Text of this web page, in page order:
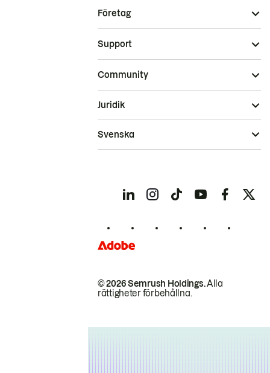
Företag
Support
Community
© 2026 Semrush Holdings.Alla
rättigheter förbehållna.
Juridik
Svenska